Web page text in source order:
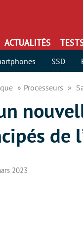
ACTUALITÉS
SSD
Processeurs
de
2023